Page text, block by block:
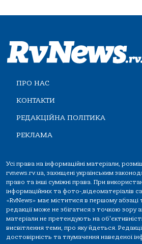
ПРО НАС
КОНТАКТИ
РЕДАКЦІЙНА ПОЛІТИКА
РЕКЛАМА
Усі права на інформаційні матеріали,
rvnews.rv.ua, захищені українським
право та інші суміжні права. При
інформаційних та фото-,відеоматеріалів
«RvNews» має міститися в першому абзаці
редакції може не збігатися з точкою зору
матеріали не претендують на
висвітлення теми, про яку йдеться.
достовірність та тлумачення наведеної